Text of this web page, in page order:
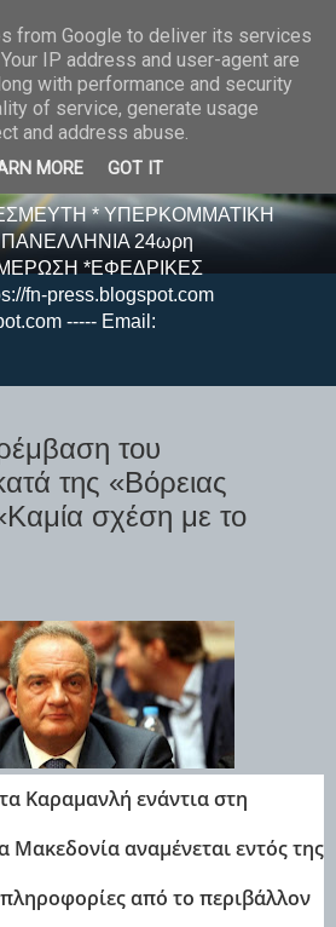
E S S -
* ΥΠΕΡΚΟΜΜΑΤΙΚΗ
24ωρη
*ΕΦΕΔΡΙΚΕΣ
fn-press.blogspot.com
----- Email:
του
της «Βόρειας
σχέση με το
Καραμανλή ενάντια στη
Μακεδονία αναμένεται εντός της
από το περιβάλλον
from Google to deliver its services
IP address and user-agent are
with performance and security
of service, generate usage
and address abuse.
MORE GOT IT